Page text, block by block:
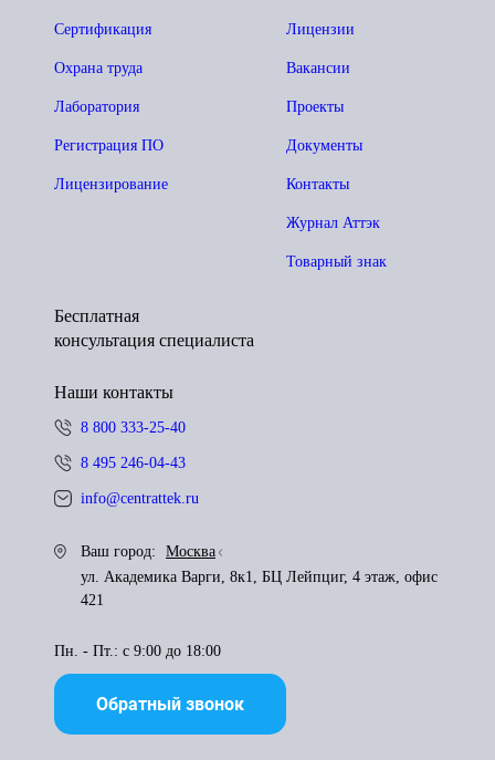
Лицензии
Вакансии
Проекты
Документы
Контакты
Журнал Аттэк
Товарный знак
Сертификация
Охрана труда
Лаборатория
Регистрация ПО
Лицензирование
Бесплатная
консультация специалиста
Наши контакты
8 800 333-25-40
8 495 246-04-43
info@centrattek.ru
Ваш город:
Москва
ул. Академика Варги, 8к1, БЦ Лейпциг, 4 этаж, офис
421
Пн. - Пт.: с 9:00 до 18:00
Обратный звонок